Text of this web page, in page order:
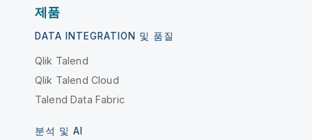
제품
DATA INTEGRATION 및 품질
Qlik Talend
Qlik Talend Cloud
Talend Data Fabric
분석 및 AI